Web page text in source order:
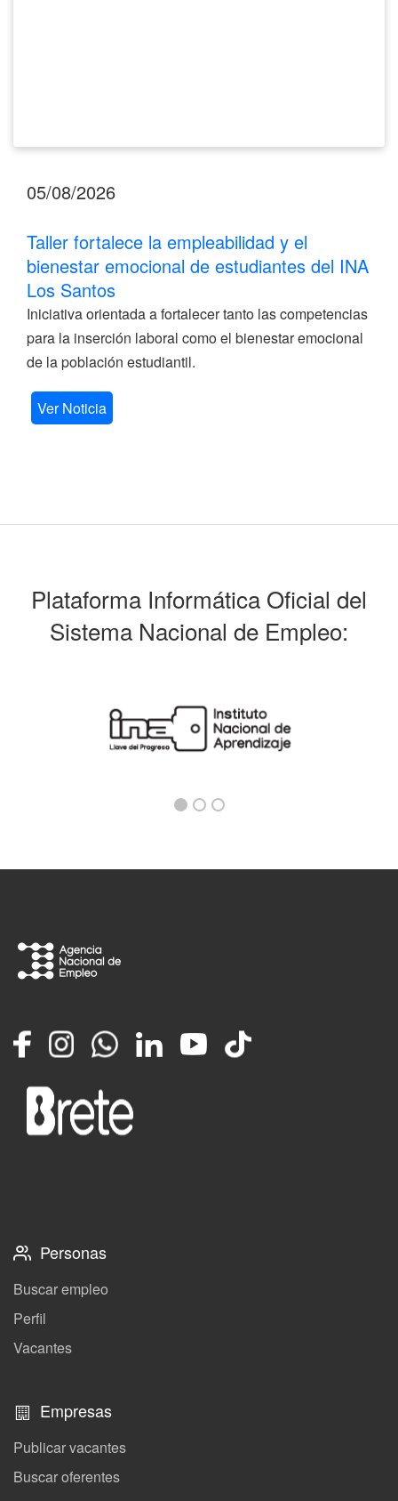
05/08/2026
Taller fortalece la empleabilidad y el
bienestar emocional de estudiantes del INA
Los Santos
Iniciativa orientada a fortalecer tanto las competencias
para la inserción laboral como el bienestar emocional
de la población estudiantil.
Ver Noticia
Plataforma Informática Oficial del
Sistema Nacional de Empleo:
FacebookInstagramWhatsappLinkedInYouTube
TikTok
Personas
Buscar empleo
Perfil
Vacantes
Empresas
Publicar vacantes
Buscar oferentes